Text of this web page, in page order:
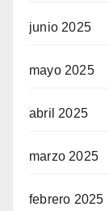
junio 2025
mayo 2025
abril 2025
marzo 2025
febrero 2025